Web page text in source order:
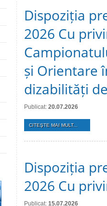
Dispoziția
2026 Cu
și Orientare
dizabilități
Publicat: 20.07.2026
CITEŞTE MAI MULT...
Dispoziția
2026 Cu
Publicat: 15.07.2026